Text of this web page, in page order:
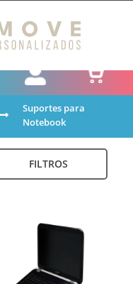
Suportes para
Notebook
FILTROS